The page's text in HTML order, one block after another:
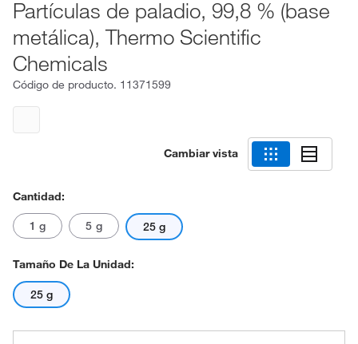
Partículas de paladio, 99,8 % (base
metálica), Thermo Scientific
Chemicals
Código de producto. 11371599
Cambiar vista
Cantidad:
1 g 5 g 25 g
Tamaño De La Unidad:
25 g